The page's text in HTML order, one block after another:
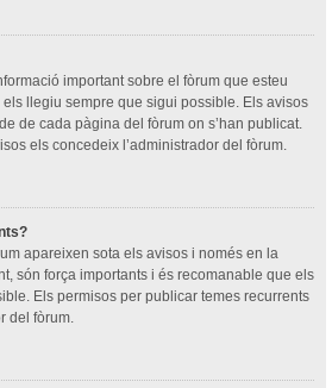
important sobre el fòrum que esteu
llegiu sempre que sigui possible. Els avisos
de cada pàgina del fòrum on s’han publicat.
els concedeix l’administrador del fòrum.
apareixen sota els avisos i només en la
són força importants i és recomanable que els
Els permisos per publicar temes recurrents
del fòrum.